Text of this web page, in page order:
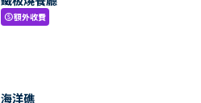
paid額外收費
海洋礁